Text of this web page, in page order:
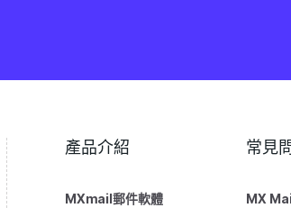
產品介紹
MXmail郵件軟體
常見
MX